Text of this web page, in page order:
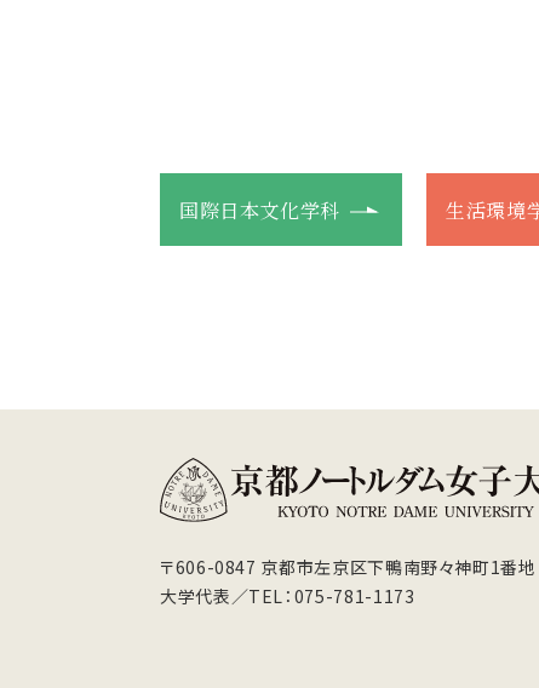
国際日本文化学科 生活環境
〒606-0847 京都市左京区下鴨南野々神町1番地
大学代表／TEL：075-781-1173